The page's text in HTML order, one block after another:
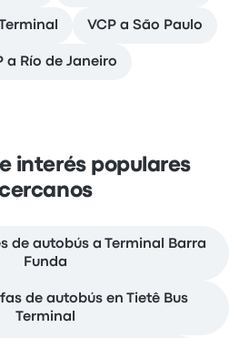
VCP a São Paulo
a Río de Janeiro
interés populares
de autobús a Terminal Barra
Funda
de autobús en Tietê Bus
Terminal